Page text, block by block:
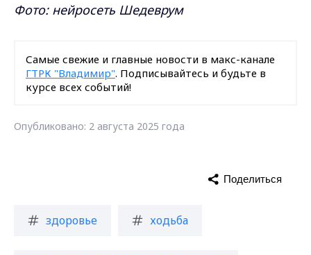
Фото: нейросеть Шедеврум
Самые свежие и главные новости в макс-канале
ГТРК "Владимир". Подписывайтесь и будьте в
курсе всех событий!
Опубликовано: 2 августа 2025 года
здоровье ходьба
Поделиться